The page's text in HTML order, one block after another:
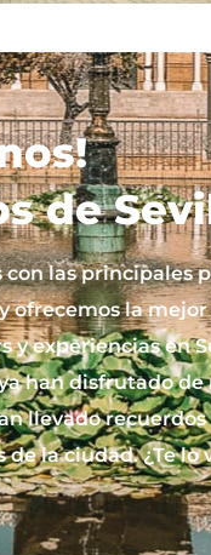
de
con las principales
ofrecemos la
y experiencias en
han disfrutado de
llevado recuerdos
la ciudad. ¿Te lo